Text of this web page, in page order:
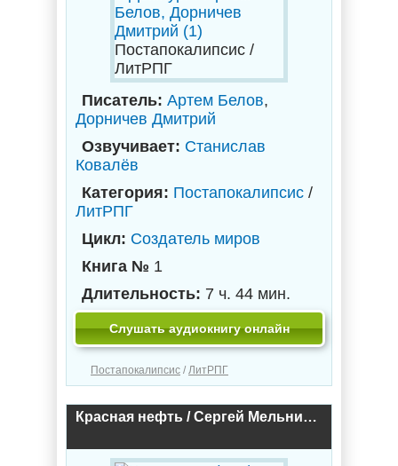
Постапокалипсис /
ЛитРПГ
Писатель: Артем Белов,
Дорничев Дмитрий
Озвучивает: Станислав
Ковалёв
Категория: Постапокалипсис /
ЛитРПГ
Цикл: Создатель миров
Книга № 1
Длительность: 7 ч. 44 мин.
Слушать аудиокнигу онлайн
Постапокалипсис / ЛитРПГ
Красная нефть / Сергей Мельников